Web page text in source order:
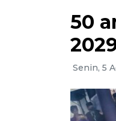
50
Senin, 5